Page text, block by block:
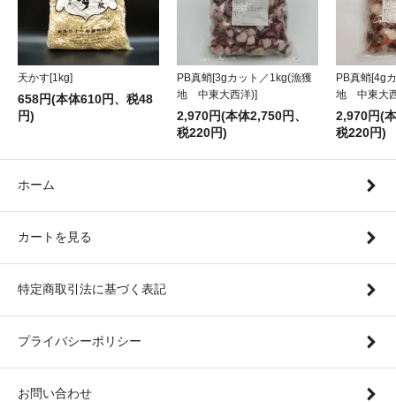
天かす[1kg]
658円(本体610円、税48
円)
PB真蛸[3gカット／1kg(漁獲
地 中東大西洋)]
2,970円(本体2,750円、
税220円)
PB真蛸[4g
地 中東大
2,970円(
税220円)
ホーム
カートを見る
特定商取引法に基づく表記
プライバシーポリシー
お問い合わせ